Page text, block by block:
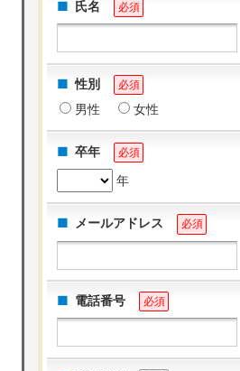
氏名 必須
性別 必須
男性 女性
卒年 必須
年
メールアドレス 必須
電話番号 必須